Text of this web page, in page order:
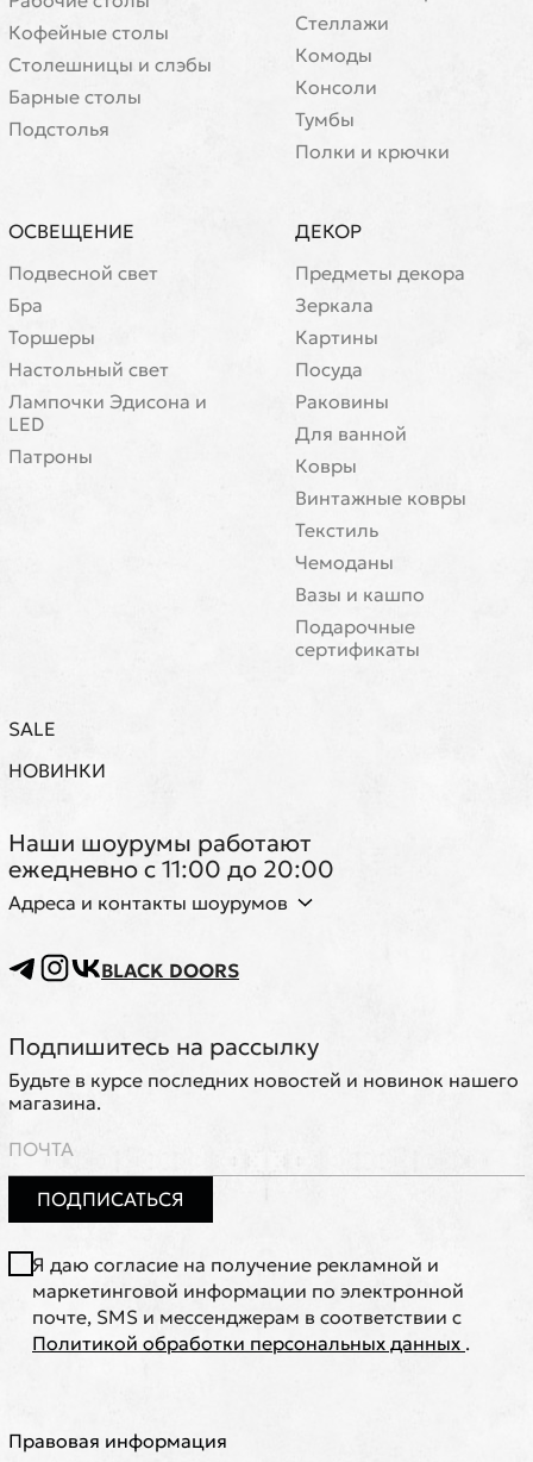
Кофейные столы
Cтолешницы и слэбы
Барные столы
Подстолья
Стеллажи
Комоды
Консоли
Тумбы
Полки и крючки
ОСВЕЩЕНИЕ
Подвесной свет
Бра
Торшеры
Настольный свет
Лампочки Эдисона и
LED
Патроны
ДЕКОР
Предметы декора
Зеркала
Картины
Посуда
Раковины
Для ванной
Ковры
Винтажные ковры
Текстиль
Чемоданы
Вазы и кашпо
Подарочные
сертификаты
SALE
НОВИНКИ
Наши шоурумы работают
ежедневно с 11:00 до 20:00
Адреса и контакты шоурумов
BLACK DOORS
Подпишитесь на рассылку
Будьте в курсе последних новостей и новинок нашего
магазина.
ПОДПИСАТЬСЯ
Я даю согласие на получение рекламной и
маркетинговой информации по электронной
почте, SMS и мессенджерам в соответствии с
Политикой обработки персональных данных .
Правовая информация